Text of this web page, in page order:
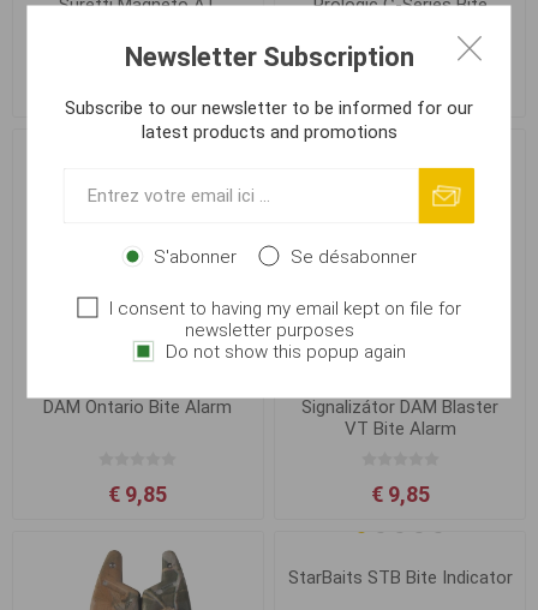
Suretti Magneto AT
Prologic C-Series Bite
DAM Ontario Bite Alarm
€ 9,85
Signalizátor DAM Blaster
VT Bite Alarm
€ 9,85
StarBaits STB Bite Indicator
Newsletter Subscription
Subscribe to our newsletter to be informed for our
latest products and promotions
S'abonner Se désabonner
I consent to having my email kept on file for
newsletter purposes
Do not show this popup again